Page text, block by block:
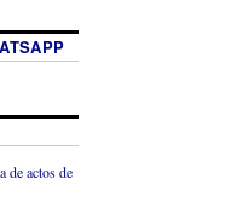
de actos de